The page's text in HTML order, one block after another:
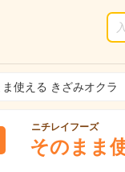
ま使える きざみオクラ
ニチレイフーズ
そのまま